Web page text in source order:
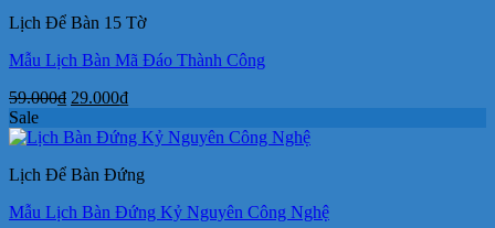
24.000₫.
Lịch Để Bàn 15 Tờ
Mẫu Lịch Bàn Mã Đáo Thành Công
59.000₫ Giá
là:
29.000₫Giá
tại
29.000₫.
Sale
Lịch Để Bàn Đứng
Mẫu Lịch Bàn Đứng Kỷ Nguyên Công Nghệ